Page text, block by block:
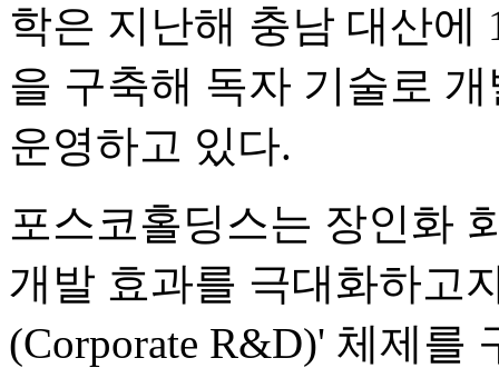
학은 지난해 충남 대산에
을 구축해 독자 기술로
운영하고 있다.
포스코홀딩스는 장인화
개발 효과를 극대화하고
(Corporate R&D)' 체제를